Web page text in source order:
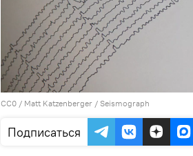
CC0 / Matt Katzenberger / Seismograph
Подписаться